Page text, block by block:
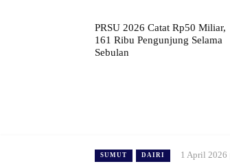
PRSU 2026 Catat Rp50 Miliar,
161 Ribu Pengunjung Selama
Sebulan
SUMUT DAIRI 1 April 2026